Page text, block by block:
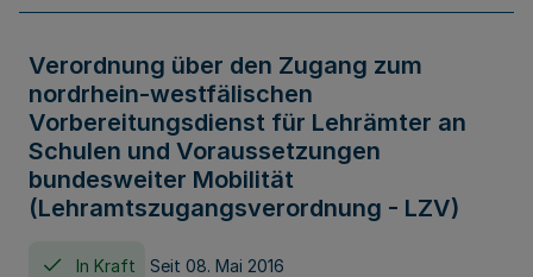
Verordnung über den Zugang zum
nordrhein-westfälischen
Vorbereitungsdienst für Lehrämter an
Schulen und Voraussetzungen
bundesweiter Mobilität
(Lehramtszugangsverordnung - LZV)
In Kraft Seit 08. Mai 2016